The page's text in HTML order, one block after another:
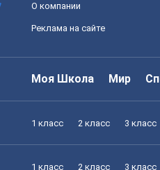
О компании
Реклама на сайте
Моя Школа Мир
1 класс 2 класс 3 класс
1 класс 2 класс 3 класс